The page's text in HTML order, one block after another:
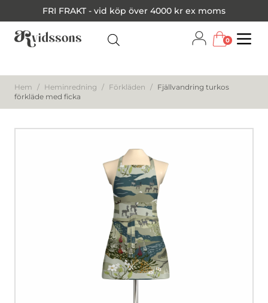
FRI FRAKT - vid köp över 4000 kr ex moms
0
Hem / Heminredning / Förkläden / Fjällvandring turkos
förkläde med ficka